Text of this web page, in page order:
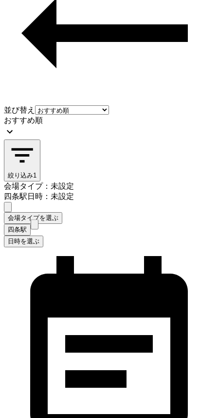
並び替え
おすすめ順
絞り込み1
会場タイプ：未設定
四条駅日時：未設定
会場タイプを選ぶ
四条駅
日時を選ぶ